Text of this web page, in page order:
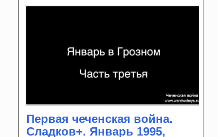
Первая чеченская война.
Сладков+. Январь 1995,